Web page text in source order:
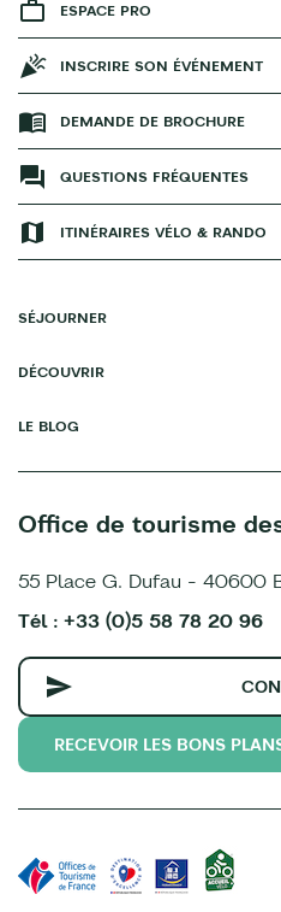
ESPACE PRO
INSCRIRE SON ÉVÉNEMENT
DEMANDE DE BROCHURE
QUESTIONS FRÉQUENTES
ITINÉRAIRES VÉLO & RANDO
SÉJOURNER
DÉCOUVRIR
LE BLOG
Office de tourisme
55 Place G. Dufau - 40600
Tél : +33 (0)5 58 78 20 96
RECEVOIR LES BONS